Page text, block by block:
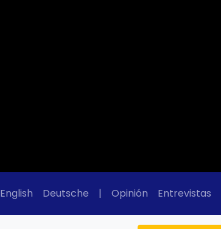
English Deutsche | Opinión Entrevistas